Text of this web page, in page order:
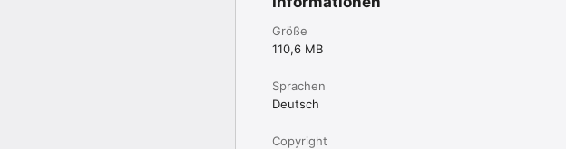
Größe
110,6 MB
Sprachen
Deutsch
Copyright